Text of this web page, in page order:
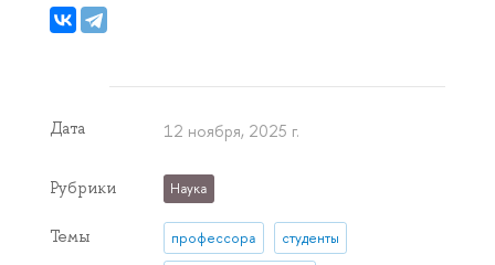
Дата 12 ноября, 2025 г.
Рубрики Наука
Темы профессора студенты